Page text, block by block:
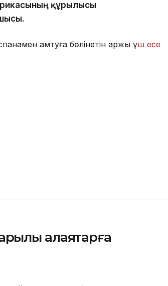
құрылысы
қамтуға бөлінетін қаржы үш есе
алаяқтарға